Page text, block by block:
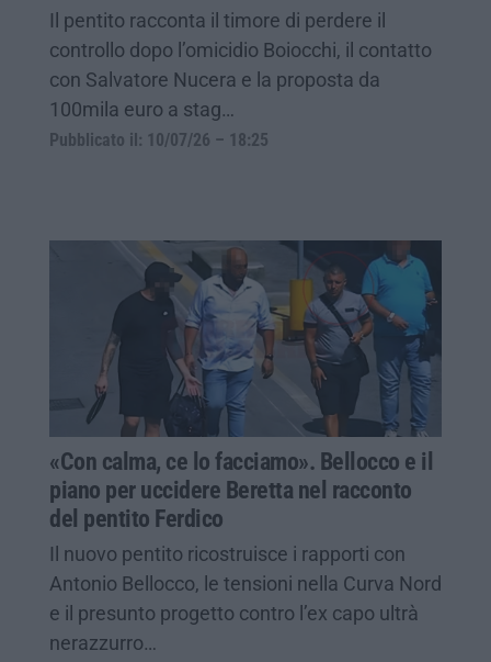
Il pentito racconta il timore di perdere il
controllo dopo l’omicidio Boiocchi, il contatto
con Salvatore Nucera e la proposta da
100mila euro a stag…
Pubblicato il: 10/07/26 – 18:25
«Con calma, ce lo facciamo». Bellocco e il
piano per uccidere Beretta nel racconto
del pentito Ferdico
Il nuovo pentito ricostruisce i rapporti con
Antonio Bellocco, le tensioni nella Curva Nord
e il presunto progetto contro l’ex capo ultrà
nerazzurro…